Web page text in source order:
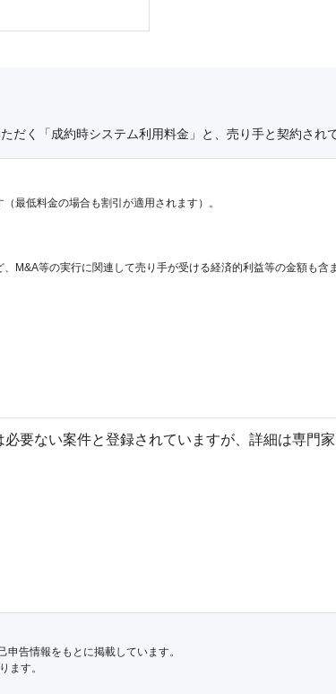
だく「成約時システム利用料金」と、売り手と契約され
最低料金の場合も割引が適用されます）。
、M&A等の実行に関連して売り手が受ける経済的利益等の金額も含
要ない案件と登録されていますが、詳細は専門
告情報をもとに掲載しています。
ます。